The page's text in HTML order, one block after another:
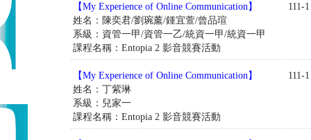
【My Experience of Online Communication】
姓名：陳奕君/劉琬薰/鍾宜萱/曾品瑄
系級：資管一甲/資管一乙/統資一甲/統資一甲
課程名稱：Entopia 2 影音競賽活動
111-1
【My Experience of Online Communication】
姓名：丁紫琳
系級：兒家一
課程名稱：Entopia 2 影音競賽活動
111-1